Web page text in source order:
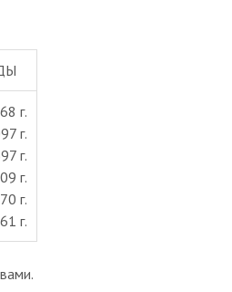
г.
г.
г.
г.
г.
г.